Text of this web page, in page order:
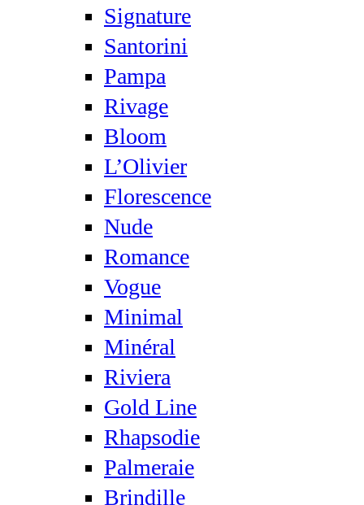
Signature
Santorini
Pampa
Rivage
Bloom
L’Olivier
Florescence
Nude
Romance
Vogue
Minimal
Minéral
Riviera
Gold Line
Rhapsodie
Palmeraie
Brindille